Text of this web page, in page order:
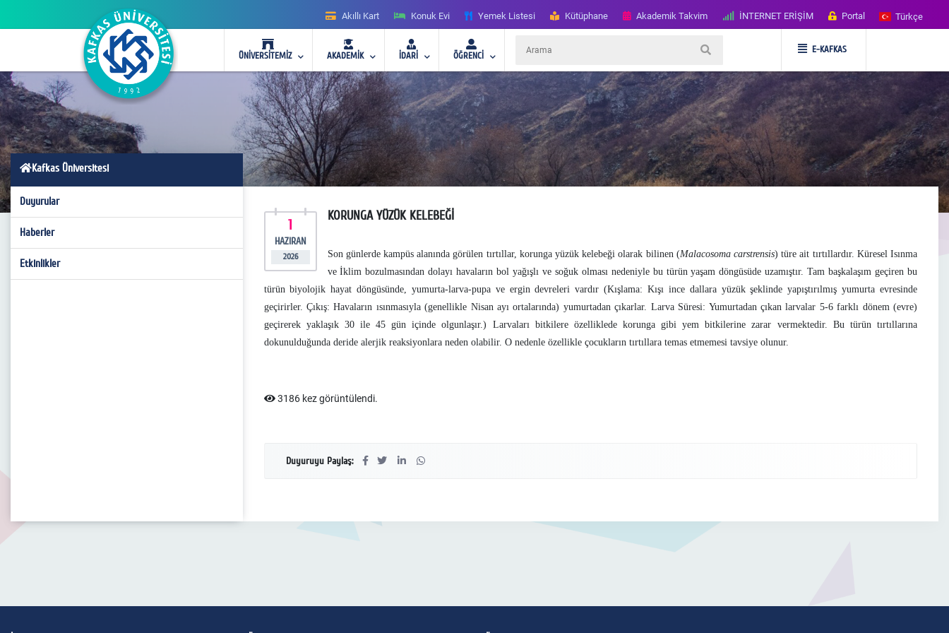
Akıllı Kart Konuk Evi Yemek Listesi Kütüphane Akademik Takvim İNTERNET ERİŞİM Portal Türkçe
ÜNİVERSİTEMİZ AKADEMİK İDARİ ÖĞRENCİ
E-KAFKAS
Kafkas Üniversitesi
Duyurular
Haberler
Etkinlikler
1
HAZIRAN
2026
KORUNGA YÜZÜK KELEBEĞİ
Son günlerde kampüs alanında görülen tırtıllar, korunga yüzük kelebeği olarak bilinen (Malacosoma carstrensis) türe ait tırtıllardır. Küresel Isınma
ve İklim bozulmasından dolayı havaların bol yağışlı ve soğuk olması nedeniyle bu türün yaşam döngüsüde uzamıştır. Tam başkalaşım geçiren bu
türün biyolojik hayat döngüsünde, yumurta-larva-pupa ve ergin devreleri vardır (Kışlama: Kışı ince dallara yüzük şeklinde yapıştırılmış yumurta evresinde
geçirirler. Çıkış: Havaların ısınmasıyla (genellikle Nisan ayı ortalarında) yumurtadan çıkarlar. Larva Süresi: Yumurtadan çıkan larvalar 5-6 farklı dönem (evre)
geçirerek yaklaşık 30 ile 45 gün içinde olgunlaşır.) Larvaları bitkilere özelliklede korunga gibi yem bitkilerine zarar vermektedir. Bu türün tırtıllarına
dokunulduğunda deride alerjik reaksiyonlara neden olabilir. O nedenle özellikle çocukların tırtıllara temas etmemesi tavsiye olunur.
3186 kez görüntülendi.
Duyuruyu Paylaş: